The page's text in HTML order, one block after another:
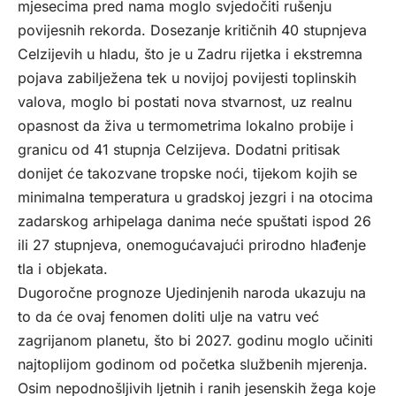
mjesecima pred nama moglo svjedočiti rušenju
povijesnih rekorda. Dosezanje kritičnih 40 stupnjeva
Celzijevih u hladu, što je u Zadru rijetka i ekstremna
pojava zabilježena tek u novijoj povijesti toplinskih
valova, moglo bi postati nova stvarnost, uz realnu
opasnost da živa u termometrima lokalno probije i
granicu od 41 stupnja Celzijeva. Dodatni pritisak
donijet će takozvane tropske noći, tijekom kojih se
minimalna temperatura u gradskoj jezgri i na otocima
zadarskog arhipelaga danima neće spuštati ispod 26
ili 27 stupnjeva, onemogućavajući prirodno hlađenje
tla i objekata.
Dugoročne prognoze Ujedinjenih naroda ukazuju na
to da će ovaj fenomen doliti ulje na vatru već
zagrijanom planetu, što bi 2027. godinu moglo učiniti
najtoplijom godinom od početka službenih mjerenja.
Osim nepodnošljivih ljetnih i ranih jesenskih žega koje